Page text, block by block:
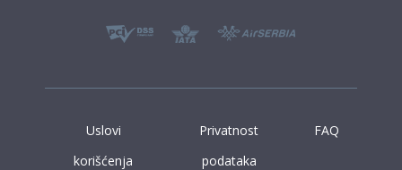
Uslovi
korišćenja
Privatnost
podataka
FAQ